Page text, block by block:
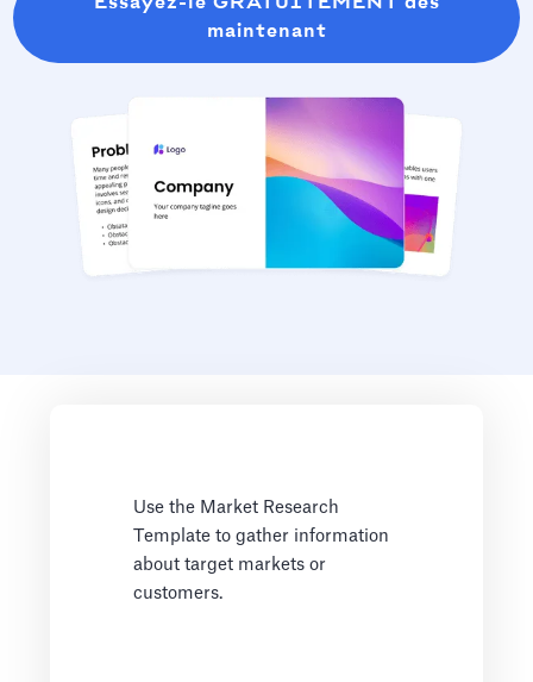
maintenant
Use the Market Research
Template to gather information
about target markets or
customers.